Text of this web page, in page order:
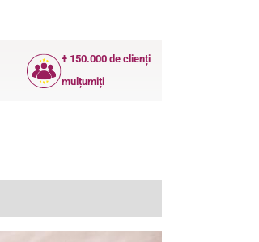
+ 150.000 de clienți
mulțumiți